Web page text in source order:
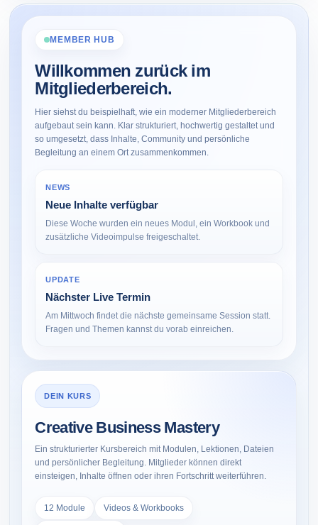
MEMBER HUB
Willkommen zurück im
Mitgliederbereich.
Hier siehst du beispielhaft, wie ein moderner Mitgliederbereich
aufgebaut sein kann. Klar strukturiert, hochwertig gestaltet und
so umgesetzt, dass Inhalte, Community und persönliche
Begleitung an einem Ort zusammenkommen.
NEWS
Neue Inhalte verfügbar
Diese Woche wurden ein neues Modul, ein Workbook und
zusätzliche Videoimpulse freigeschaltet.
UPDATE
Nächster Live Termin
Am Mittwoch findet die nächste gemeinsame Session statt.
Fragen und Themen kannst du vorab einreichen.
DEIN KURS
Creative Business Mastery
Ein strukturierter Kursbereich mit Modulen, Lektionen, Dateien
und persönlicher Begleitung. Mitglieder können direkt
einsteigen, Inhalte öffnen oder ihren Fortschritt weiterführen.
12 Module Videos & Workbooks